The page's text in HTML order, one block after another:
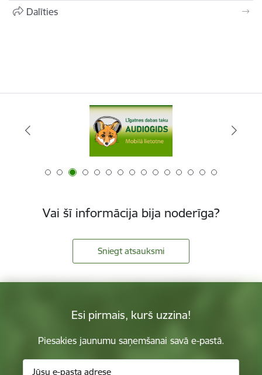
Dalīties
Vai šī informācija bija noderīga?
Sniegt atsauksmi
Esi pirmais, kurš uzzina!
Piesakies jaunumu saņemšanai savā e-pastā.